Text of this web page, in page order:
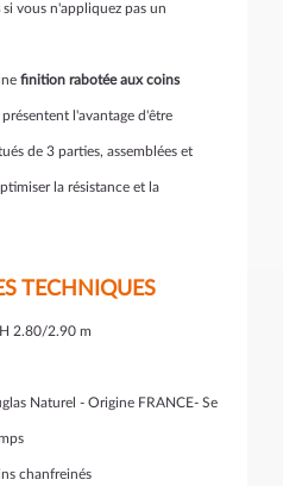
si vous n'appliquez pas un
finition rabotée aux coins
présentent l'avantage d'être
de 3 parties, assemblées et
la résistance et la
TECHNIQUES
2.80/2.90 m
Naturel - Origine FRANCE- Se
chanfreinés